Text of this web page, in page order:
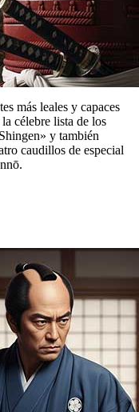
más leales y capaces
célebre lista de los
y también
caudillos de especial